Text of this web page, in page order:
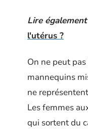
Lire
l'utérus ?
On ne peut
mannequins
ne
Les femmes
qui sortent du